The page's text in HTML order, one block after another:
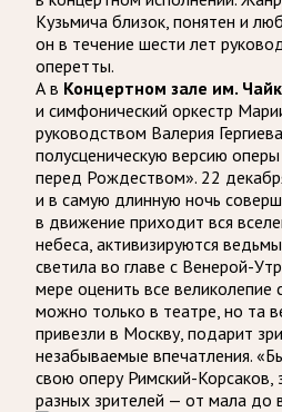
Кузьмича близок, понятен и
он в течение шести лет
оперетты.
А в Концертном зале им.
и симфонический оркестр
руководством Валерия
полусценическую версию
перед Рождеством». 22
и в самую длинную ночь
в движение приходит вся
небеса, активизируются
светила во главе с Венерой-
мере оценить все великолепие
можно только в театре, но та
привезли в Москву, подарит
незабываемые впечатления.
свою оперу Римский-
разных зрителей — от мала до